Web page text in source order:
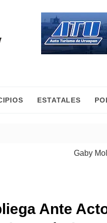
ESTATALES
Gaby Molina
Ante